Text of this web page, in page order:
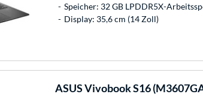
Speicher: 32 GB LPDDR5X-
Display: 35,6 cm (14 Zoll)
ASUSVivobook S16